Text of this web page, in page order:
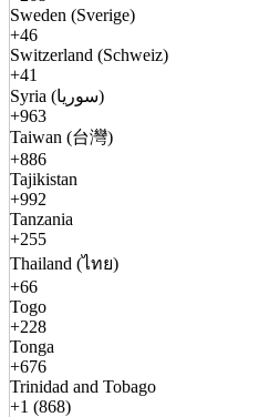
Sweden (Sverige)
+46
Switzerland (Schweiz)
+41
Syria (سوريا)
+963
Taiwan (台灣)
+886
Tajikistan
+992
Tanzania
+255
Thailand (ไทย)
+66
Togo
+228
Tonga
+676
Trinidad and Tobago
+1 (868)